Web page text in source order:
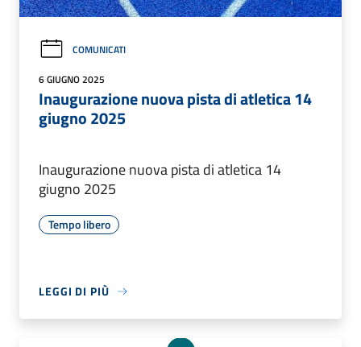
COMUNICATI
6 GIUGNO 2025
Inaugurazione nuova pista di atletica 14
giugno 2025
Inaugurazione nuova pista di atletica 14
giugno 2025
Tempo libero
LEGGI DI PIÙ